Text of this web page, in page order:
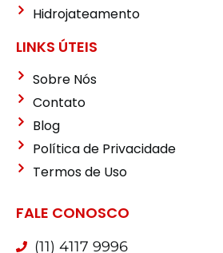
Hidrojateamento
LINKS ÚTEIS
Sobre Nós
Contato
Blog
Política de Privacidade
Termos de Uso
FALE CONOSCO
(11) 4117 9996